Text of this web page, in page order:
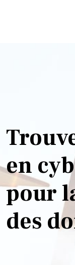
en
pour
des